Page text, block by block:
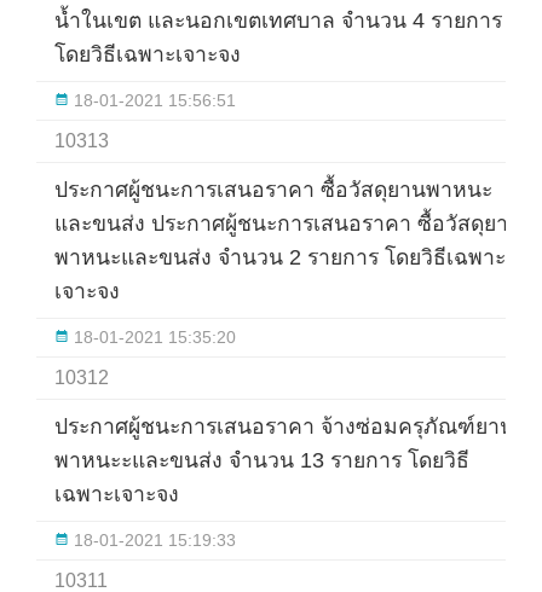
น้ำในเขต และนอกเขตเทศบาล จำนวน 4 รายการ
โดยวิธีเฉพาะเจาะจง
18-01-2021 15:56:51
10313
ประกาศผู้ชนะการเสนอราคา ซื้อวัสดุยานพาหนะ
และขนส่ง ประกาศผู้ชนะการเสนอราคา ซื้อวัสดุยาน
พาหนะและขนส่ง จำนวน 2 รายการ โดยวิธีเฉพาะ
เจาะจง
18-01-2021 15:35:20
10312
ประกาศผู้ชนะการเสนอราคา จ้างซ่อมครุภัณฑ์ยาน
พาหนะะและขนส่ง จำนวน 13 รายการ โดยวิธี
เฉพาะเจาะจง
18-01-2021 15:19:33
10311